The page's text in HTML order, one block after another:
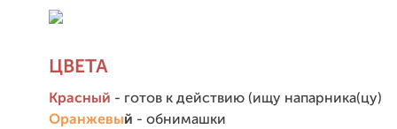
ЦВЕТА
Красный - готов к действию (ищу напарника(цу)
Оранжевый - обнимашки